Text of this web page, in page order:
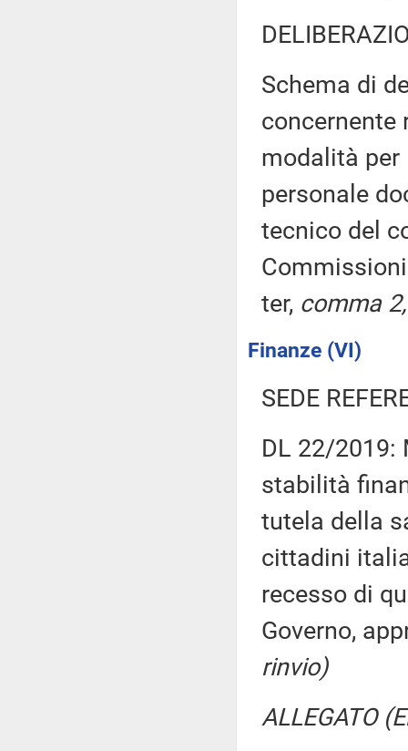
Schema di
concernente
modalità per
personale
tecnico del
ter, comma
Finanze (VI)
SEDE
DL 22/2019:
stabilità
tutela della
cittadini
recesso di
Governo,
rinvio)
ALLEGATO